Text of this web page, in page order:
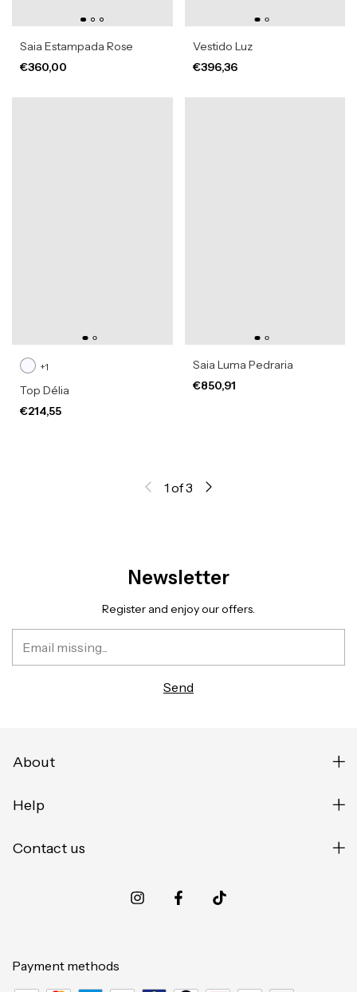
Saia Estampada Rose
€360,00
Vestido Luz
€396,36
+1
Top Délia
€214,55
Saia Luma Pedraria
€850,91
1 of3
Newsletter
Register and enjoy our offers.
About
Help
Contact us
Payment methods